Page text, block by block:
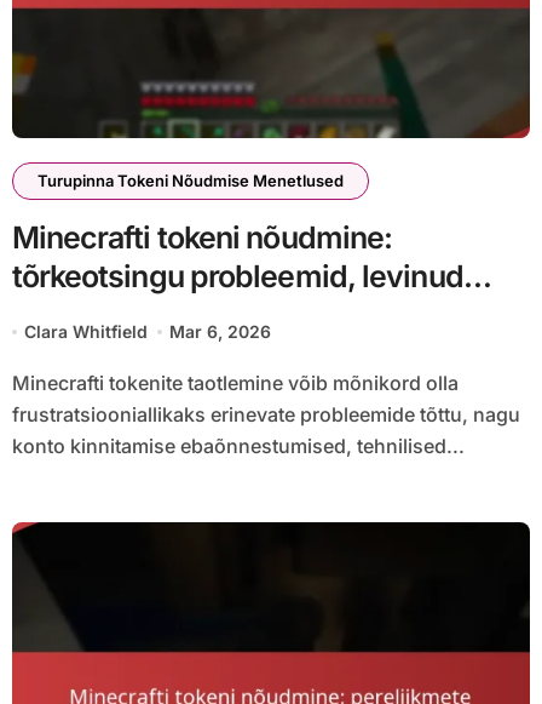
Turupinna Tokeni Nõudmise Menetlused
Minecrafti tokeni nõudmine:
tõrkeotsingu probleemid, levinud
vead, lahendamise sammud
Clara Whitfield Mar 6, 2026
Minecrafti tokenite taotlemine võib mõnikord olla
frustratsiooniallikaks erinevate probleemide tõttu, nagu
konto kinnitamise ebaõnnestumised, tehnilised...